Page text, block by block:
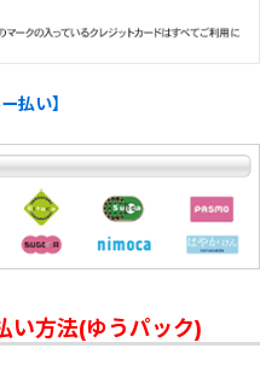
払い】
い方法(ゆうパック)